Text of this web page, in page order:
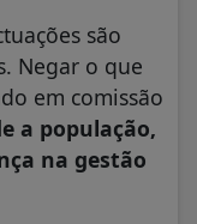
são
Negar o que
em comissão
a população,
na gestão